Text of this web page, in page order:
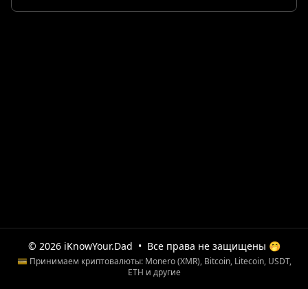
© 2026 iKnowYour.Dad • Все права не защищены 🤭
💳 Принимаем криптовалюты: Monero (XMR), Bitcoin, Litecoin, USDT,
ETH и другие